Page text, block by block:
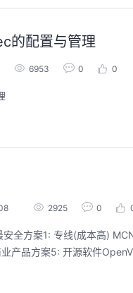
的配置与管理
6953 0 0
2925 0
安全方案1: 专线(成本高)
产品方案5: 开源软件
林华鼎
从入